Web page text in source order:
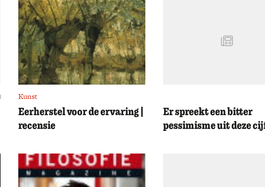
Voor leden
Kunst
Eerherstel voor de ervaring |
recensie
Er spreekt een bitter
pessimisme uit deze